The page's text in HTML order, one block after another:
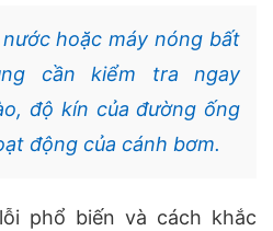
hoặc máy nóng bất
cần kiểm tra ngay
độ kín của đường ống
động của cánh bơm.
phổ biến và cách khắc